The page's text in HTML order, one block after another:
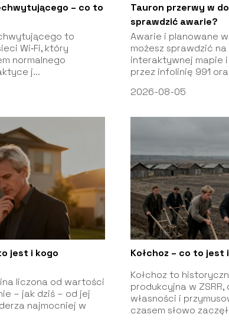
– co to
to
Wi‑Fi, który
normalnego
j...
Tauron przerwy w
sprawdzić awarie?
Awarie i planowane
możesz sprawdzić
interaktywnej mapie
przez infolinię 991
2026-08-05
jest i kogo
liczona od wartości
– jak dziś – od jej
najmocniej w
Kołchoz – co to jest
Kołchoz to
produkcyjna w
własności i
czasem słowo